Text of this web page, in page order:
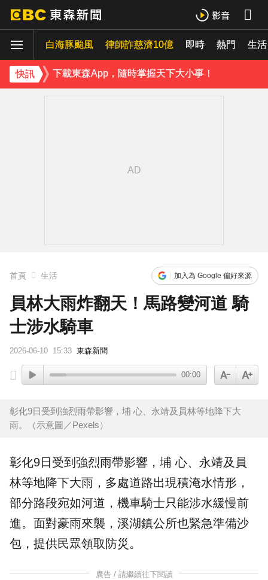
白海豚颱風 律師詐慈濟10億 即時 熱門 生活
快訊
下載東森App，隨時掌握天下大小事！
首頁 生活 加入為 Google 偏好來源
員林大雨炸翻天！馬路變河道 騎
士涉水騎車
2026-06-10 15:33 東森新聞
00:00
彰化9日受到強烈雨帶影響，埔 心、永靖及員林等地降下大
雨。（示意圖／Pexels）
彰化9日受到強烈雨帶影響，埔 心、永靖及 員
林等地降下大雨，多處道路出現積淹水情形，
部分路段宛如河道，機車騎士只能涉水緩慢前
進。面對豪雨來襲，溪湖鎮公所也緊急準備沙
包，提供民眾領取 防災 。
廣告 / 請繼續往下閱讀